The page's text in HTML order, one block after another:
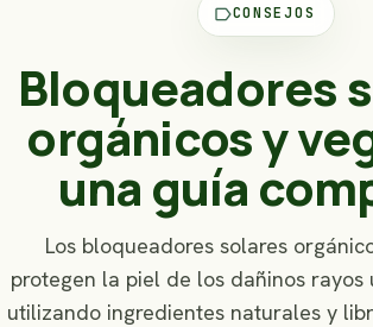
labelCONSEJOS
Bloqueadores
orgánicos y
una guía
Los bloqueadores solares
protegen la piel de los dañinos rayos
utilizando ingredientes naturales y